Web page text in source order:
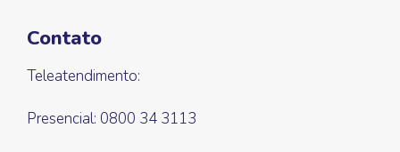
Contato
Teleatendimento:
Presencial: 0800 34 3113